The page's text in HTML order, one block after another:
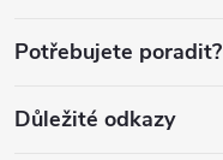
aPotřebujete poradit?
Důležité odkazy